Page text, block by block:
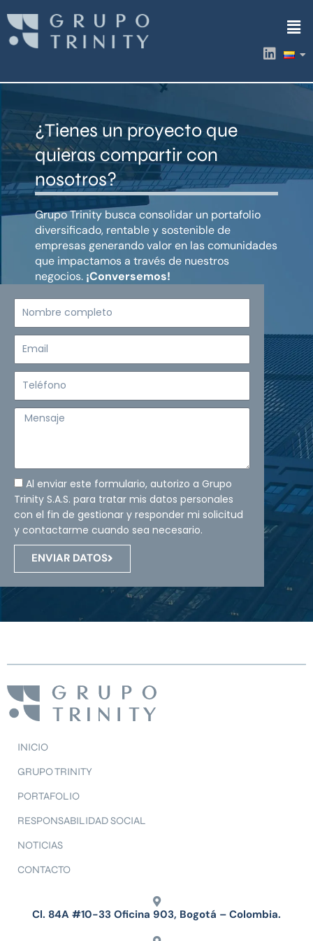
contenido
L
i
k
i
¿Tienes un proyecto que
quieras compartir con
nosotros?
Grupo Trinity busca consolidar un portafolio
diversificado, rentable y sostenible de
empresas generando valor en las comunidades
que impactamos a través de nuestros
negocios. ¡Conversemos!
Mensaje
Al enviar este formulario, autorizo a Grupo
Trinity S.A.S. para tratar mis datos personales
con el fin de gestionar y responder mi solicitud
y contactarme cuando sea necesario.
ENVIAR DATOS
INICIO
GRUPO TRINITY
PORTAFOLIO
RESPONSABILIDAD SOCIAL
NOTICIAS
CONTACTO
Cl. 84A #10-33 Oficina 903, Bogotá – Colombia.